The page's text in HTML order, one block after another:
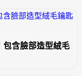
包含臉部造型絨毛